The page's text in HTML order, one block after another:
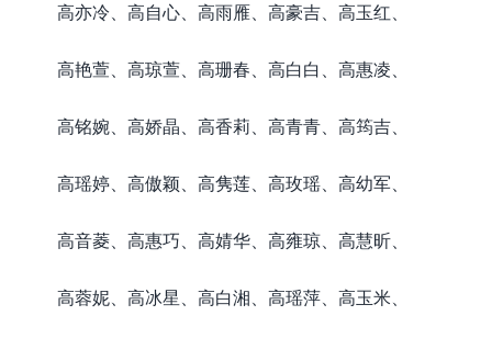
高亦冷、高自心、高雨雁、高豪吉、高玉红、
高艳萱、高琼萱、高珊春、高白白、高惠凌、
高铭婉、高娇晶、高香莉、高青青、高筠吉、
高瑶婷、高傲颖、高隽莲、高玫瑶、高幼军、
高音菱、高惠巧、高婧华、高雍琼、高慧昕、
高蓉妮、高冰星、高白湘、高瑶萍、高玉米、